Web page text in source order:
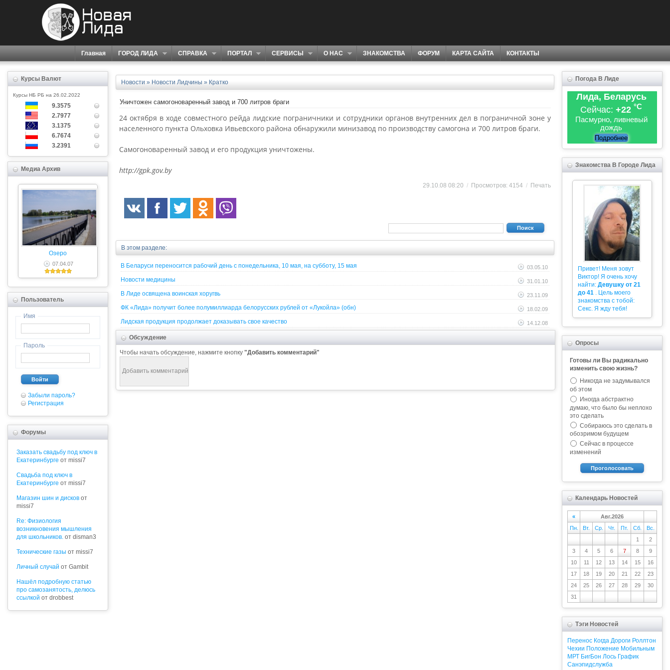
Главная ГОРОД ЛИДА СПРАВКА ПОРТАЛ СЕРВИСЫ О НАС ЗНАКОМСТВА ФОРУМ КАРТА САЙТА КОНТАКТЫ
Курсы Валют
Курсы НБ РБ на 26.02.2022
9.3575
2.7977
3.1375
6.7674
3.2391
Медиа Архив
Озеро
07.04.07
Пользователь
Имя
Пароль
Войти
Забыли пароль?
Регистрация
Форумы
Заказать свадьбу под ключ в
Екатеринбурге от missi7
Cвадьба под ключ в
Екатеринбурге от missi7
Магазин шин и дисков от
missi7
Re: Физиология
возникновения мышления
для школьников. от disman3
Технические газы от missi7
Личный случай от Gambit
Нашёл подробную статью
про самозанятость, делюсь
ссылкой от drobbest
Новости » Новости Лидчины » Кратко
Уничтожен самогоноваренный завод и 700 литров браги
24 октября в ходе совместного рейда лидские пограничники и сотрудники органов внутренних дел в пограничной зоне у
населенного пункта Ольховка Ивьевского района обнаружили минизавод по производству самогона и 700 литров браги.
Самогоноваренный завод и его продукция уничтожены.
http://gpk.gov.by
29.10.08 08:20 / Просмотров: 4154 / Печать
Поиск
В этом разделе:
03.05.10
В Беларуси переносится рабочий день с понедельника, 10 мая, на субботу, 15 мая
31.01.10
Новости медицины
23.11.09
В Лиде освящена воинская хоругвь
18.02.09
ФК «Лида» получит более полумиллиарда белорусских рублей от «Лукойла» (обн)
14.12.08
Лидская продукция продолжает доказывать свое качество
Обсуждение
Чтобы начать обсуждение, нажмите кнопку "Добавить комментарий"
Погода В Лиде
Лида, Беларусь
Сейчас: +22 °C
Пасмурно, ливневый
дождь
Подробнее
Знакомства В Городе Лида
Привет! Меня зовут
Виктор! Я очень хочу
найти: Девушку от 21
до 41 . Цель моего
знакомства с тобой:
Секс. Я жду тебя!
Опросы
Готовы ли Вы радикально
изменить свою жизнь?
Никогда не задумывался
об этом
Иногда абстрактно
думаю, что было бы неплохо
это сделать
Собираюсь это сделать в
обозримом будущем
Сейчас в процессе
изменений
Проголосовать
Календарь Новостей
«
Авг.2026
Пн.
Вт. Ср. Чт. Пт. Сб.
Вс.
1
2
3
4 5 6 7 8
9
10
11 12 13 14 15
16
17
18 19 20 21 22
23
24
25 26 27 28 29
30
31
Тэги Новостей
Перенос Когда Дороги Роллтон
Чехии Положение Мобильным
МРТ БигБон Лось График
Санэпидслужба